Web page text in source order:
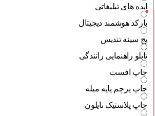
ایده های تبلیغاتی
بارکد هوشمند دیجیتال
بج سینه تندیس
تابلو راهنمایی رانندگی
چاپ افست
چاپ پرچم پایه میله
چاپ پلاستیک نایلون